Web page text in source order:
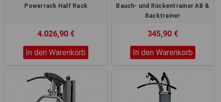
Powerrack Half Rack
4.026,90 €
In den Warenkorb
Bauch- und Rückentrainer AB &
Backtrainer
345,90 €
In den Warenkorb